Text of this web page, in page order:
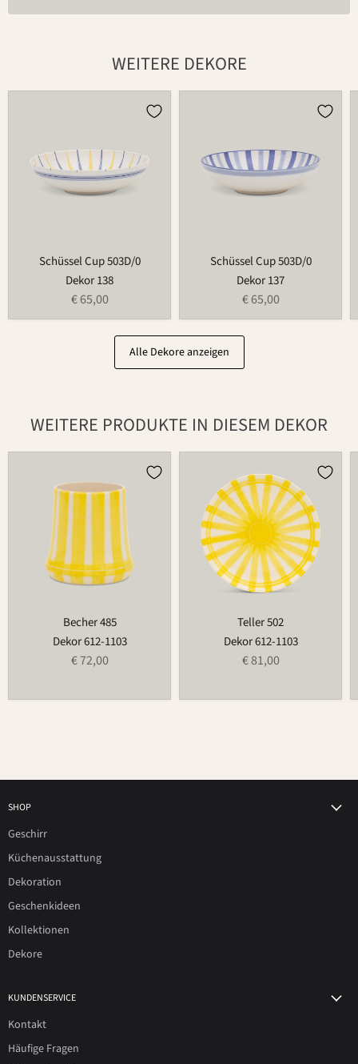
WEITERE DEKORE
Schüssel Cup 503D/0
Dekor 138
€ 65,00
Schüssel Cup 503D/0
Dekor 137
€ 65,00
Alle Dekore anzeigen
WEITERE PRODUKTE IN DIESEM DEKOR
Becher 485
Dekor 612-1103
€ 72,00
Teller 502
Dekor 612-1103
€ 81,00
SHOP
Geschirr
Küchenausstattung
Dekoration
Geschenkideen
Kollektionen
Dekore
KUNDENSERVICE
Kontakt
Häufige Fragen